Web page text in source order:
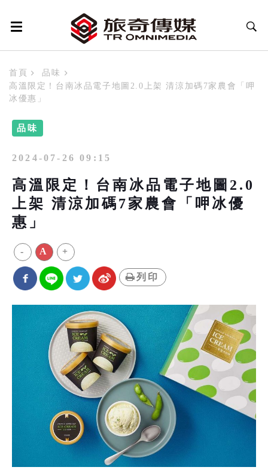
首頁
品味
高溫限定！台南冰品電子地圖2.0上架 清涼加碼7家農會「呷
冰優惠」
品味
2024-07-26 09:15
高溫限定！台南冰品電子地圖2.0
上架 清涼加碼7家農會「呷冰優
惠」
- A +
列印